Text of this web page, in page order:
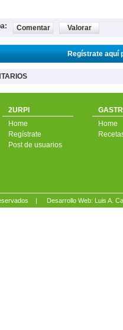
Comentar Valorar
Regístrate aquí
2URPI
Home
Regístrate
Post de usuarios
Home
| Desarrollo Web: Luis